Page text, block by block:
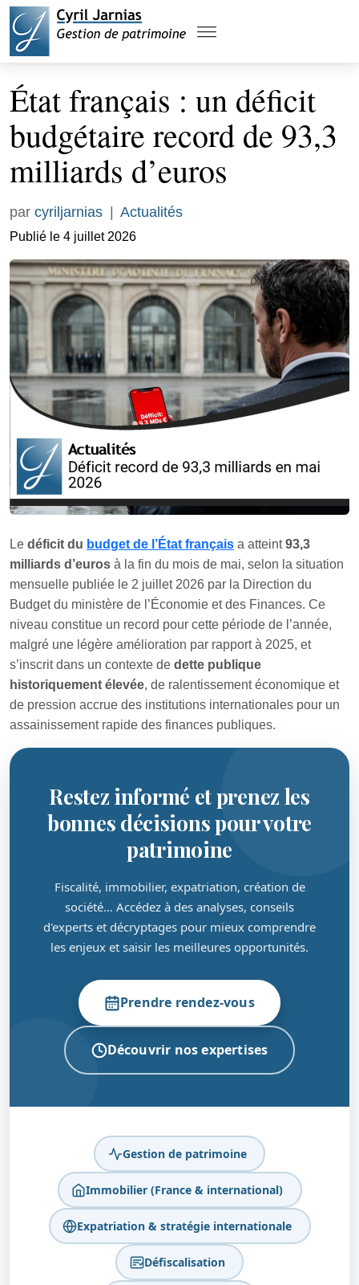
État français : un déficit
budgétaire record de 93,3
milliards d’euros
par cyriljarnias Actualités
Publié le 4 juillet 2026
Le déficit du budget de l’État français a atteint93,3
milliards d’euros à la fin du mois de mai, selon la situation
mensuelle publiée le 2 juillet 2026 par la Direction du
Budget du ministère de l’Économie et des Finances. Ce
niveau constitue un record pour cette période de l’année,
malgré une légère amélioration par rapport à 2025, et
s’inscrit dans un contexte de dette publique
historiquement élevée, de ralentissement économique et
de pression accrue des institutions internationales pour un
assainissement rapide des finances publiques.
Restez informé et prenez les
bonnes décisions pour votre
patrimoine
Fiscalité, immobilier, expatriation, création de
société… Accédez à des analyses, conseils
d'experts et décryptages pour mieux comprendre
les enjeux et saisir les meilleures opportunités.
Prendre rendez-vous
Découvrir nos expertises
Gestion de patrimoine
Immobilier (France & international)
Expatriation & stratégie internationale
Défiscalisation